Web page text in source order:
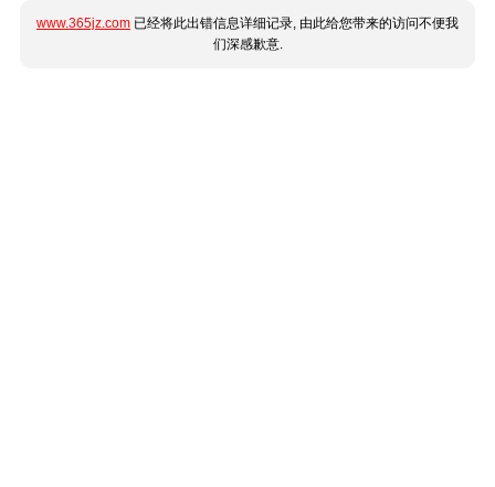
www.365jz.com 已经将此出错信息详细记录, 由此给您带来的访问不便我
们深感歉意.